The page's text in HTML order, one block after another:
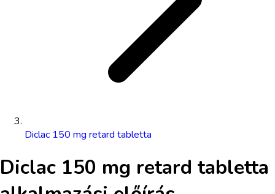
Diclac 150 mg retard tabletta
Diclac 150 mg retard tabletta